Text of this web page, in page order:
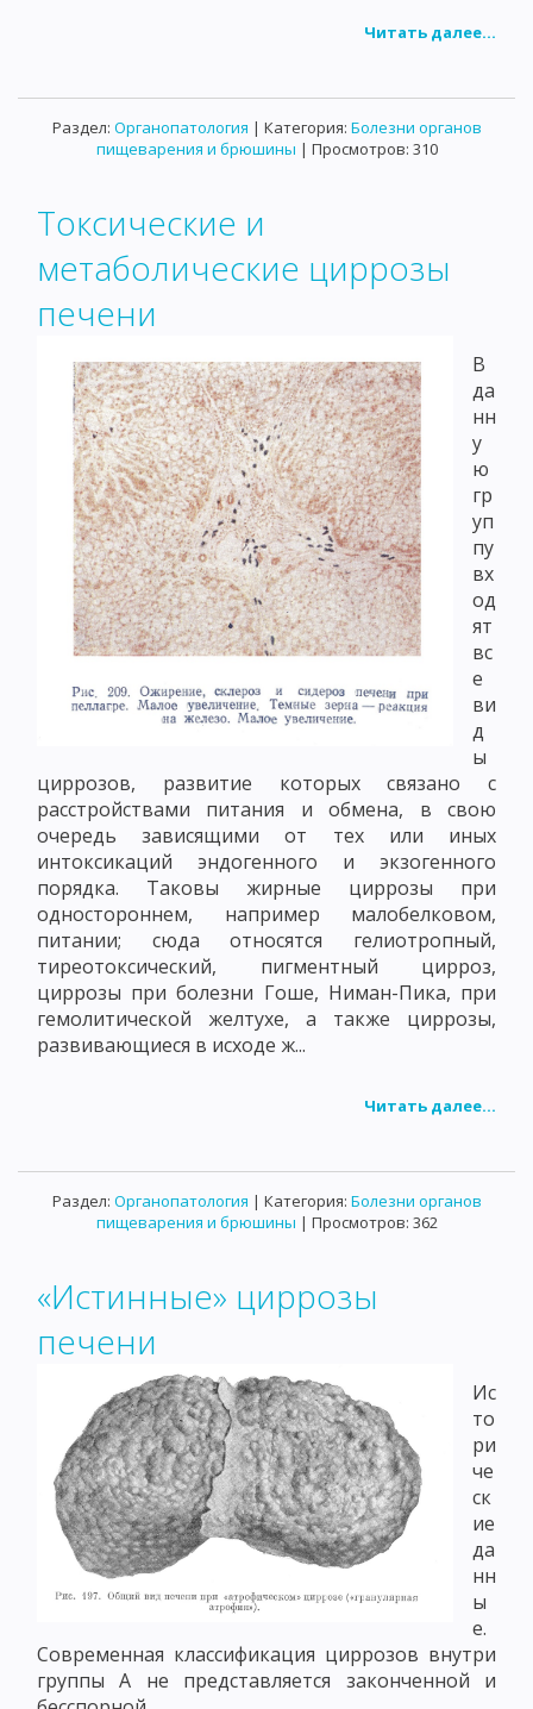
Читать далее...
Раздел: Органопатология | Категория: Болезни органов
пищеварения и брюшины | Просмотров: 310
Токсические и
метаболические циррозы
печени
В
да
нн
у
ю
гр
уп
пу
вх
од
ят
вс
е
ви
д
ы
циррозов, развитие которых связано с
расстройствами питания и обмена, в свою
очередь зависящими от тех или иных
интоксикаций эндогенного и экзогенного
порядка. Таковы жирные циррозы при
одностороннем, например малобелковом,
питании; сюда относятся гелиотропный,
тиреотоксический, пигментный цирроз,
циррозы при болезни Гоше, Ниман-Пика, при
гемолитической желтухе, а также циррозы,
развивающиеся в исходе ж...
Читать далее...
Раздел: Органопатология | Категория: Болезни органов
пищеварения и брюшины | Просмотров: 362
«Истинные» циррозы
печени
Ис
то
ри
че
ск
ие
да
нн
ы
е.
Современная классификация циррозов внутри
группы А не представляется законченной и